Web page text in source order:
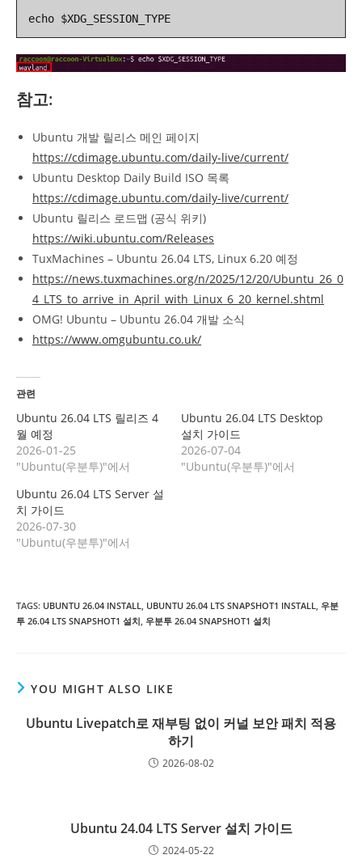
echo $XDG_SESSION_TYPE
참고:
Ubuntu 개발 릴리스 메인 페이지
https://cdimage.ubuntu.com/daily-live/current/
Ubuntu Desktop Daily Build ISO 목록
https://cdimage.ubuntu.com/daily-live/current/
Ubuntu 릴리스 로드맵 (공식 위키)
https://wiki.ubuntu.com/Releases
TuxMachines – Ubuntu 26.04 LTS, Linux 6.20 예정
https://news.tuxmachines.org/n/2025/12/20/Ubuntu_26_0
4_LTS_to_arrive_in_April_with_Linux_6_20_kernel.shtml
OMG! Ubuntu – Ubuntu 26.04 개발 소식
https://www.omgubuntu.co.uk/
관련
Ubuntu 26.04 LTS 릴리즈 4
월 예정
2026-01-25
"Ubuntu(우분투)"에서
Ubuntu 26.04 LTS Desktop
설치 가이드
2026-07-04
"Ubuntu(우분투)"에서
Ubuntu 26.04 LTS Server 설
치 가이드
2026-07-30
"Ubuntu(우분투)"에서
TAGS: UBUNTU 26.04 INSTALL, UBUNTU 26.04 LTS SNAPSHOT1 INSTALL, 우분
투 26.04 LTS SNAPSHOT1 설치, 우분투 26.04 SNAPSHOT1 설치
YOU MIGHT ALSO LIKE
Ubuntu Livepatch로 재부팅 없이 커널 보안 패치 적용
하기
2026-08-02
Ubuntu 24.04 LTS Server 설치 가이드
2024-05-22